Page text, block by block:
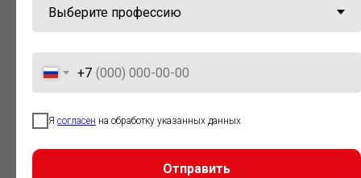
+7
Я согласен на обработку указанных данных
Отправить